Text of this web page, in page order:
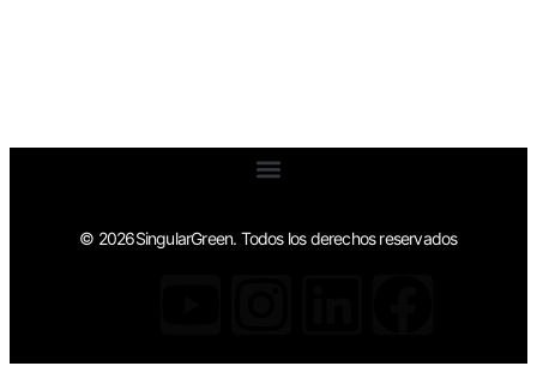
© 2026SingularGreen. Todos los derechos reservados